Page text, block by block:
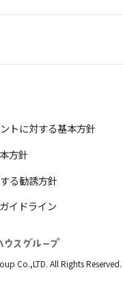
トに対する基本方針
方針
る勧誘⽅針
イドライン
Co.,LTD. All Rights Reserved.